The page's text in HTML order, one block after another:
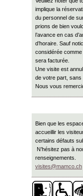
implique la
du personnel de
prions de bien
l’avance en cas
d’horaire. Sauf
considérée
sera facturée.
Une visite est
de votre part, sans
Nous vous
Bien que les
accueillir les
certains défauts
N’hésitez pas à
renseignements.
visites@mamco.ch